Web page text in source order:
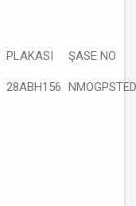
PLAKASI ŞASE NO
28ABH156